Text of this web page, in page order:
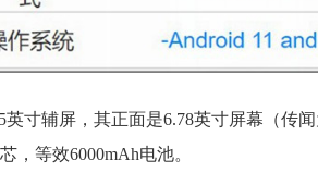
寸辅屏，其正面是6.78英寸屏幕（传闻
，等效6000mAh电池。